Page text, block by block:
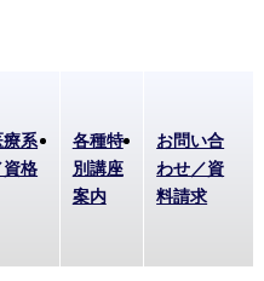
療系
資格
各種特
別講座
案内
お問い合
わせ／資
料請求